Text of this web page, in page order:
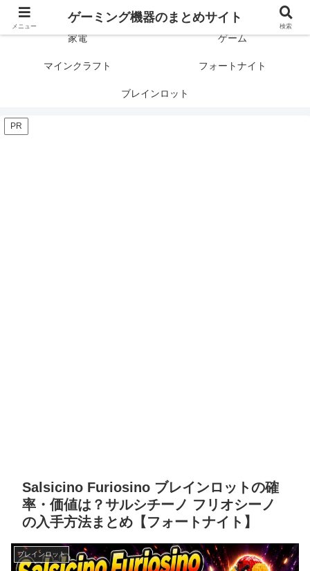
ゲーミング製品の口コミや評判と比較を紹介します！
家電 ゲーム
マインクラフト フォートナイト
ブレインロット
PR
Salsicino Furiosino ブレインロットの確
率・価値は？サルシチーノ フリオシーノ
の入手方法まとめ【フォートナイト】
ブレインロット
メニュー
ゲーミング機器のまとめサイト
検索